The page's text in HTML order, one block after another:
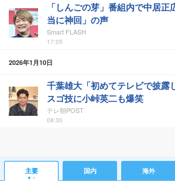
「しんごの芽」番組内で中居
当に神回」の声
Smart FLASH
17:05
2026年1月10日
千葉雄大「初めてテレビで披露
スゴ技に小峠英二も爆笑
テレ朝POST
08:30
主要 国内 海外